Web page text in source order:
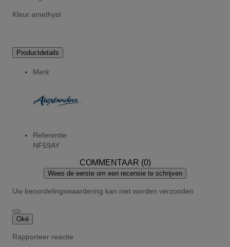
Kleur amethyst
Productdetails
Merk
Referentie
NF59AY
COMMENTAAR (0)
Wees de eerste om een recensie te schrijven
Uw beoordelingswaardering kan niet worden verzonden
Oké
Rapporteer reactie